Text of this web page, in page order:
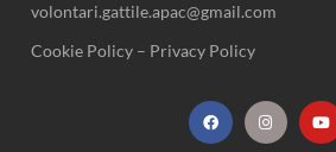
volontari.gattile.apac@gmail.com
Cookie Policy – Privacy Policy
F
a
I
n
Y
o